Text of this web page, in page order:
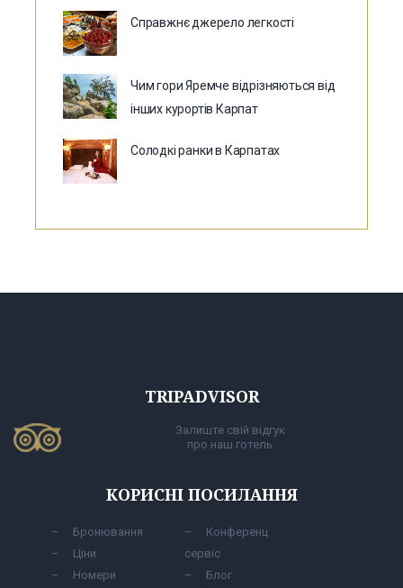
Справжнє джерело легкості
Чим гори Яремче відрізняються від
інших курортів Карпат
Солодкі ранки в Карпатах
TRIPADVISOR
Залиште свій відгук
про наш готель
КОРИСНІ ПОСИЛАННЯ
Бронювання
Ціни
Номери
Конференц
сервіс
Блог